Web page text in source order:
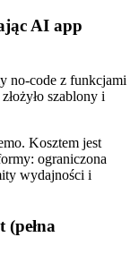
AI app
no‑code z funkcjami
szablony i
Kosztem jest
ograniczona
wydajności i
(pełna